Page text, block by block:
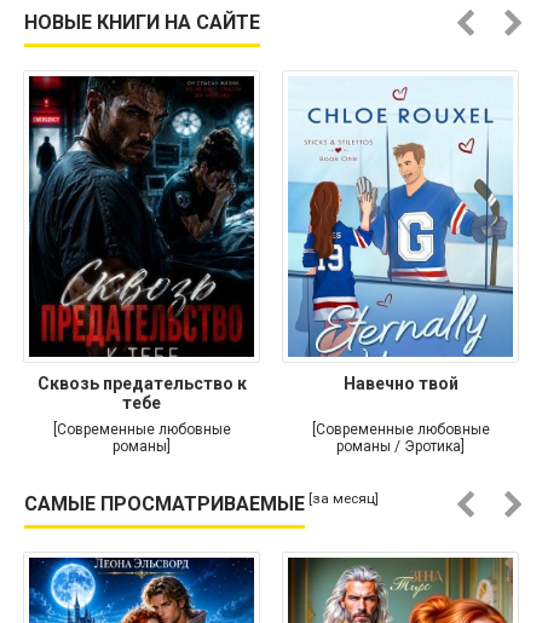
НОВЫЕ КНИГИ НА САЙТЕ
Сквозь предательство к
тебе
[Современные любовные
романы]
Навечно твой
[Современные любовные
романы / Эротика]
САМЫЕ ПРОСМАТРИВАЕМЫЕ [за месяц]